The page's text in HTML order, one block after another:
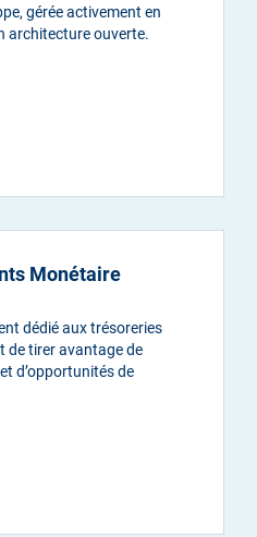
gérée activement en
architecture ouverte.
Monétaire
dédié aux trésoreries
de tirer avantage de
d’opportunités de